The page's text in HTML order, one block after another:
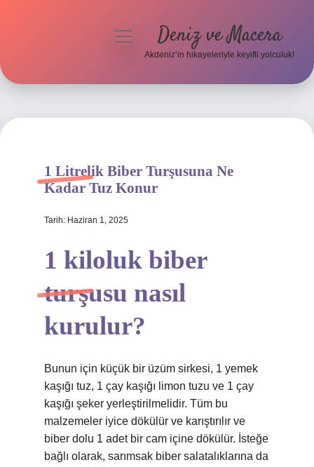
Hakkımızda
menüyü Deniz ve Macera
Akdeniz’in hikayeleriyle keyifli yolculuk!
1 Litrelik Biber Turşusuna Ne
Kadar Tuz Konur
Tarih: Haziran 1, 2025
1 kiloluk biber
turşusu nasıl
kurulur?
Bunun için küçük bir üzüm sirkesi, 1 yemek
kaşığı tuz, 1 çay kaşığı limon tuzu ve 1 çay
kaşığı şeker yerleştirilmelidir. Tüm bu
malzemeler iyice dökülür ve karıştırılır ve
biber dolu 1 adet bir cam içine dökülür. İsteğe
bağlı olarak, sarımsak biber salatalıklarına da